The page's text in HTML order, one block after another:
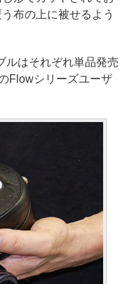
布の上に被せるよう
ルはそれぞれ単品発売
Flowシリーズユーザ